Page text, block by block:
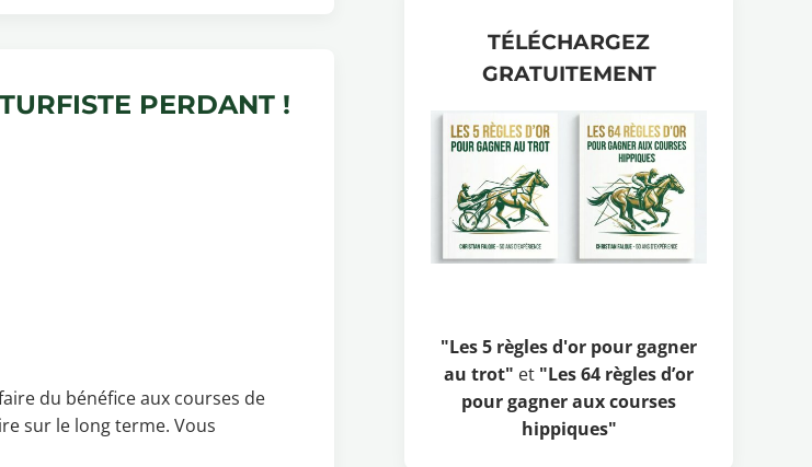
PERDANT !
du bénéfice aux courses de
sur le long terme. Vous
TÉLÉCHARGEZ
GRATUITEMENT
"Les 5 règles d'or pour gagner
au trot" et "Les 64 règles d’or
pour gagner aux courses
hippiques"